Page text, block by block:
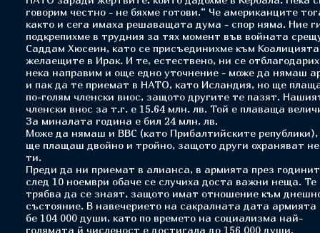
говорим честно - не бяхме готови.“ Че американците
както и сега имаха решаващата дума - спор няма. Ние
подкрепихме в трудния за тях момент във войната
Саддам Хюсеин, като се присъединихме към
желаещите в Ирак. И те, естествено, ни се
нека направим и още едно уточнение - може да нямаш
и пак да те приемат в НАТО, като Исландия, но ще
по-голям членски внос, защото другите те пазят.
членски внос за т.г. е 15.64 млн. лв. Той е плаваща
За миналата година е бил 24 млн. лв.
Може да нямаш и ВВС (като Прибалтийските републики),
ще плащаш двойно и тройно, защото други охраняват
ти.
Преди да ни приемат в алианса, в армията през
след 10 ноември обаче се случиха доста важни неща. Те
трябва да се знаят, защото имат отношение към
състояние. В навечерието на сакралната дата армията
бе 104 000 души, като по времето на социализма най-
голямата й численост е достигала до 156 000 души.